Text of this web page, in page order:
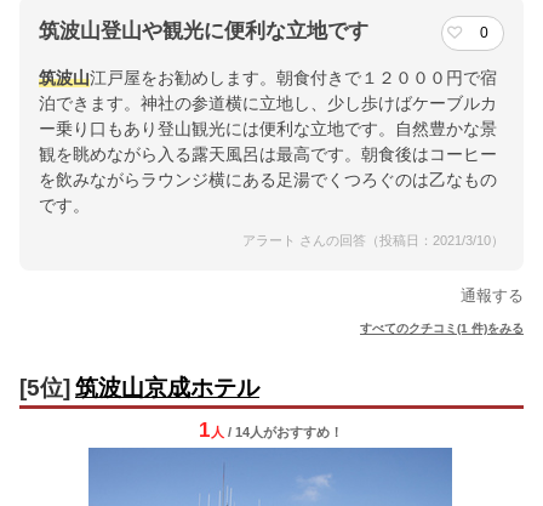
筑波山登山や観光に便利な立地です 0
筑波山江戸屋をお勧めします。朝食付きで１２０００円で宿
泊できます。神社の参道横に立地し、少し歩けばケーブルカ
ー乗り口もあり登山観光には便利な立地です。自然豊かな景
観を眺めながら入る露天風呂は最高です。朝食後はコーヒー
を飲みながらラウンジ横にある足湯でくつろぐのは乙なもの
です。
アラート さんの回答（投稿日：2021/3/10）
通報する
すべてのクチコミ(1 件)をみる
[5位] 筑波山京成ホテル
1 人 / 14人がおすすめ！